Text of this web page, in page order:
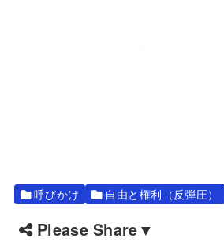
呼びかけ 自由と権利（反弾圧）
Please Share▼